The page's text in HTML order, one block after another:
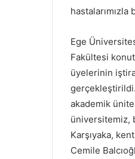
Ege
Fakültesi
üyelerinin
akademik
üniversitemiz,
Karşıyaka,
Cemile